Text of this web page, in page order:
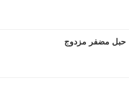
حبل مضفر مزدوج